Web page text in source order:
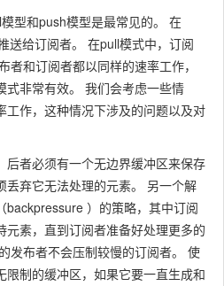
型和push模型是最常见的。 在
送给订阅者。 在pull模式中，订阅
者和订阅者都以同样的速率工作，
式非常有效。 我们会考虑一些情
工作，这种情况下涉及的问题以及对
后者必须有一个无边界缓冲区来保存
丢弃它无法处理的元素。 另一个解
backpressure ）的策略，其中订阅
元素，直到订阅者准备好处理更多的
发布者不会压制较慢的订阅者。 使
限制的缓冲区，如果它要一直生成和